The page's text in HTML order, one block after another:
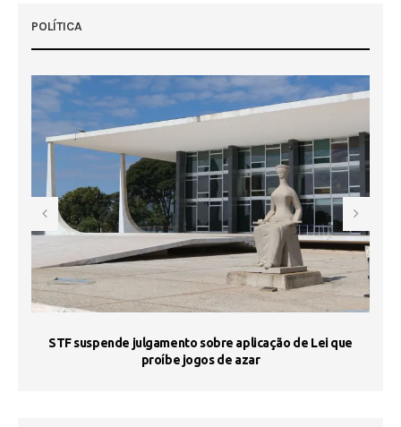
POLÍTICA
STF suspende julgamento sobre aplicação de Lei que
proíbe jogos de azar